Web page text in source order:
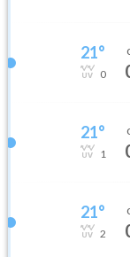
21°
0
21°
1
21°
2